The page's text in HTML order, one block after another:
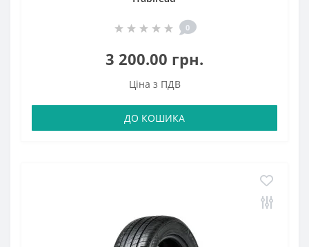
0
3 200.00 грн.
Ціна з ПДВ
ДО КОШИКА